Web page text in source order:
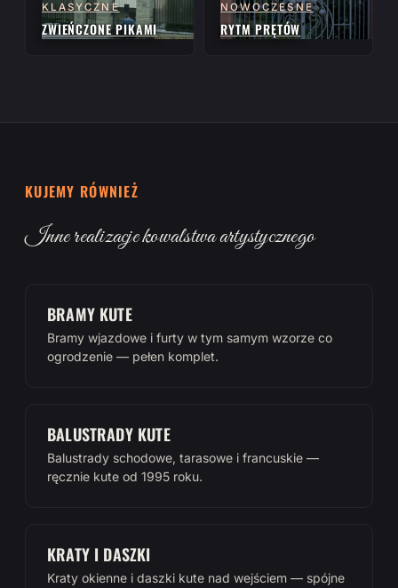
KLASYCZNE
ZWIEŃCZONE PIKAMI
NOWOCZESNE
RYTM PRĘTÓW
KUJEMY RÓWNIEŻ
Inne realizacje kowalstwa artystycznego
BRAMY KUTE
Bramy wjazdowe i furty w tym samym wzorze co
ogrodzenie — pełen komplet.
BALUSTRADY KUTE
Balustrady schodowe, tarasowe i francuskie —
ręcznie kute od 1995 roku.
KRATY I DASZKI
Kraty okienne i daszki kute nad wejściem — spójne